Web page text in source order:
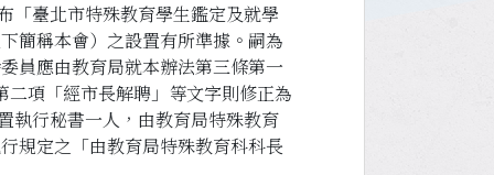
「臺北市特殊教育學生鑑定及就學
簡稱本會）之設置有所準據。嗣為
員應由教育局就本辦法第三條第一
項「經市長解聘」等文字則修正為
執行秘書一人，由教育局特殊教育
規定之「由教育局特殊教育科科長